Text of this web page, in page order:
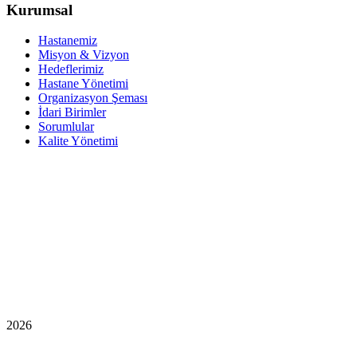
Kurumsal
Hastanemiz
Misyon & Vizyon
Hedeflerimiz
Hastane Yönetimi
Organizasyon Şeması
İdari Birimler
Sorumlular
Kalite Yönetimi
2026